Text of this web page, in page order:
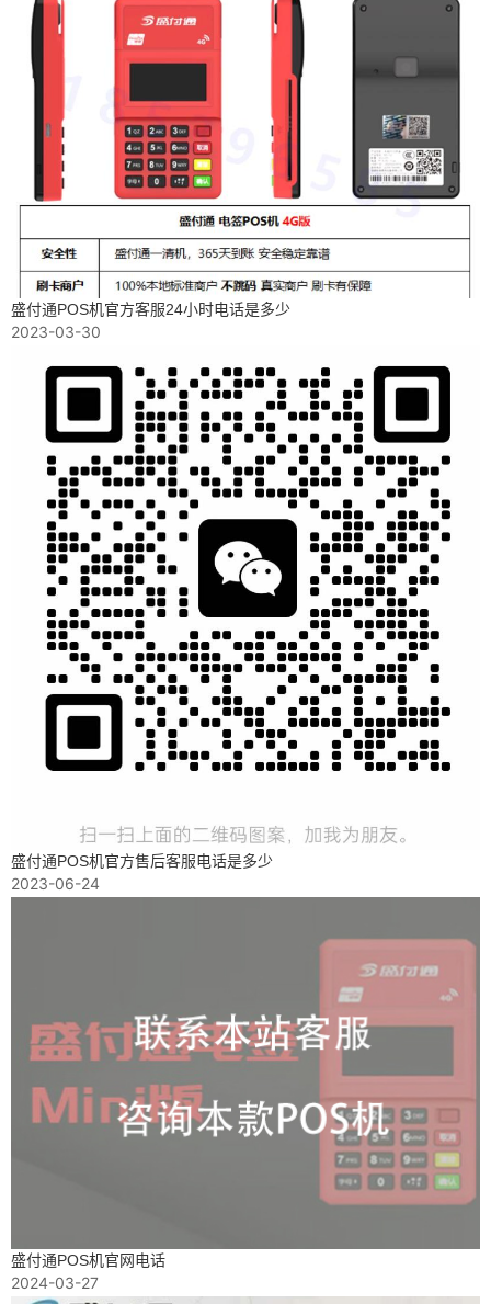
盛付通POS机官方客服24小时电话是多少
2023-03-30
盛付通POS机官方售后客服电话是多少
2023-06-24
盛付通POS机官网电话
2024-03-27